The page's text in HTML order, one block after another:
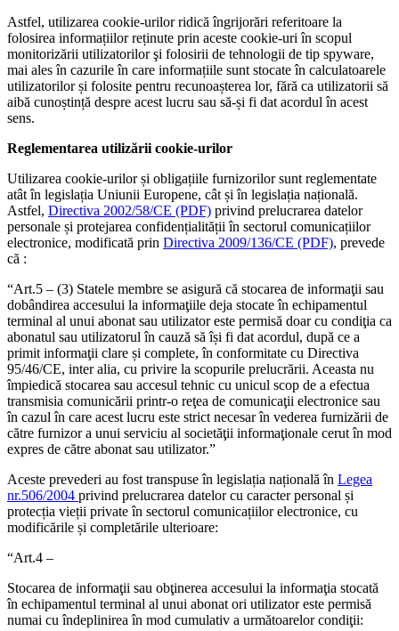
Astfel, utilizarea cookie-urilor ridică îngrijorări referitoare la
folosirea informațiilor reținute prin aceste cookie-uri în scopul
monitorizării utilizatorilor şi folosirii de tehnologii de tip spyware,
mai ales în cazurile în care informațiile sunt stocate în calculatoarele
utilizatorilor și folosite pentru recunoașterea lor, fără ca utilizatorii să
aibă cunoștință despre acest lucru sau să-și fi dat acordul în acest
sens.
Reglementarea utilizării cookie-urilor
Utilizarea cookie-urilor și obligațiile furnizorilor sunt reglementate
atât în legislația Uniunii Europene, cât și în legislația națională.
Astfel, Directiva 2002/58/CE (PDF) privind prelucrarea datelor
personale și protejarea confidențialității în sectorul comunicațiilor
electronice, modificată prin Directiva 2009/136/CE (PDF), prevede
că :
“Art.5 – (3) Statele membre se asigură că stocarea de informaţii sau
dobândirea accesului la informaţiile deja stocate în echipamentul
terminal al unui abonat sau utilizator este permisă doar cu condiţia ca
abonatul sau utilizatorul în cauză să își fi dat acordul, după ce a
primit informaţii clare și complete, în conformitate cu Directiva
95/46/CE, inter alia, cu privire la scopurile prelucrării. Aceasta nu
împiedică stocarea sau accesul tehnic cu unicul scop de a efectua
transmisia comunicării printr-o reţea de comunicaţii electronice sau
în cazul în care acest lucru este strict necesar în vederea furnizării de
către furnizor a unui serviciu al societăţii informaţionale cerut în mod
expres de către abonat sau utilizator.”
Aceste prevederi au fost transpuse în legislația națională în Legea
nr.506/2004 privind prelucrarea datelor cu caracter personal și
protecția vieții private în sectorul comunicațiilor electronice, cu
modificările și completările ulterioare:
“Art.4 –
Stocarea de informaţii sau obţinerea accesului la informaţia stocată
în echipamentul terminal al unui abonat ori utilizator este permisă
numai cu îndeplinirea în mod cumulativ a următoarelor condiţii: